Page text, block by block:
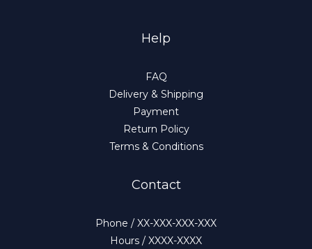
Help
FAQ
Delivery & Shipping
Payment
Return Policy
Terms & Conditions
Contact
Phone / XX-XXX-XXX-XXX
Hours / XXXX-XXXX